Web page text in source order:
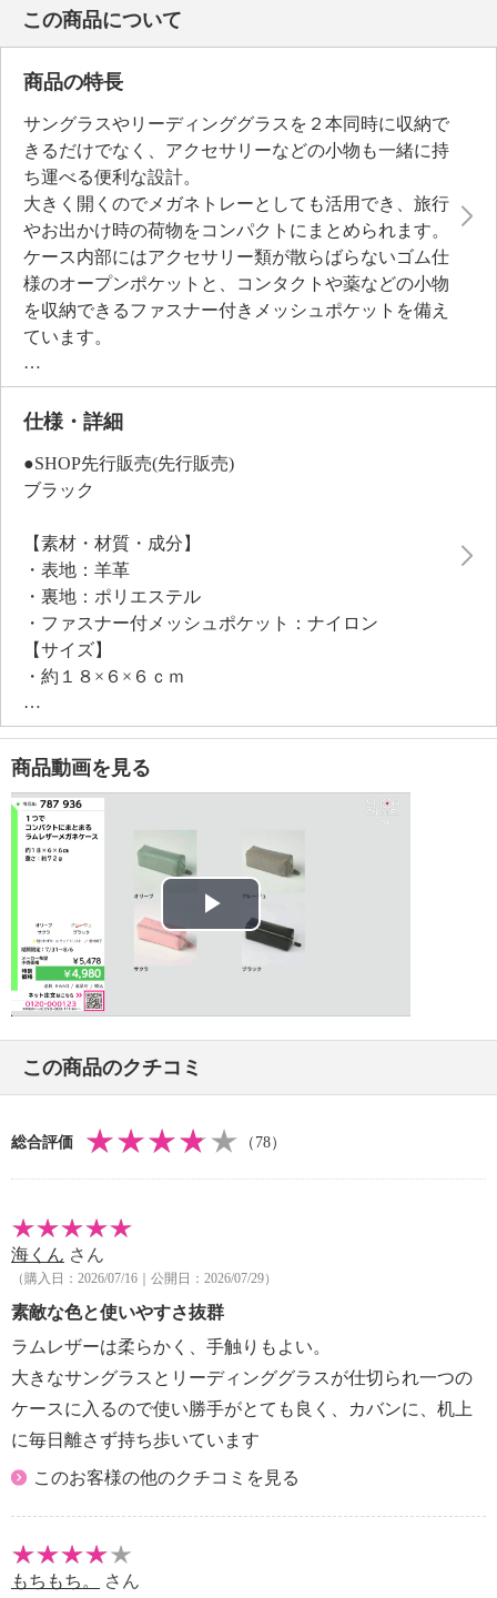
この商品について
商品の特長
サングラスやリーディンググラスを２本同時に収納で
きるだけでなく、アクセサリーなどの小物も一緒に持
ち運べる便利な設計。
大きく開くのでメガネトレーとしても活用でき、旅行
やお出かけ時の荷物をコンパクトにまとめられます。
ケース内部にはアクセサリー類が散らばらないゴム仕
様のオープンポケットと、コンタクトや薬などの小物
を収納できるファスナー付きメッシュポケットを備え
ています。
洗練されたカラー展開で高級感もあり、プレゼントに
もおすすめです。
仕様・詳細
●SHOP先行販売(先行販売)
ブラック
【素材・材質・成分】
・表地：羊革
・裏地：ポリエステル
・ファスナー付メッシュポケット：ナイロン
【サイズ】
・約１８×６×６ｃｍ
【重さ】
・約７２ｇ
【商品仕様詳細】
・ファスナー付メッシュポケットあり
・オープンポケットあり
【メンテナンス】
※詳細は同梱書類参照
【使用上の注意】
※詳細は同梱書類参照
・１５×５ｃｍまでのメガネが収納できる
【同梱書類】
・同梱書類あり
【保証（有無）、保証期間】
【原産国（地）】
商品動画を見る
Play
Video
この商品のクチコミ
総合評価 （78）
海くん さん
（購入日：2026/07/16｜公開日：2026/07/29）
素敵な色と使いやすさ抜群
ラムレザーは柔らかく、手触りもよい。
大きなサングラスとリーディンググラスが仕切られ一つの
ケースに入るので使い勝手がとても良く、カバンに、机上
に毎日離さず持ち歩いています
このお客様の他のクチコミを見る
もちもち。 さん